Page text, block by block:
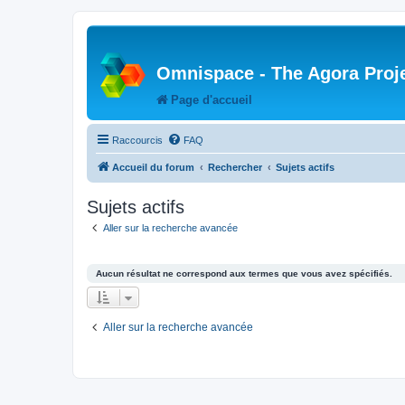
Omnispace - The Agora
Page d'accueil
Raccourcis FAQ
Accueil du forum Rechercher Sujets actifs
Sujets actifs
Aller sur la recherche avancée
Aucun résultat ne correspond aux termes que vous avez spécifiés.
Aller sur la recherche avancée